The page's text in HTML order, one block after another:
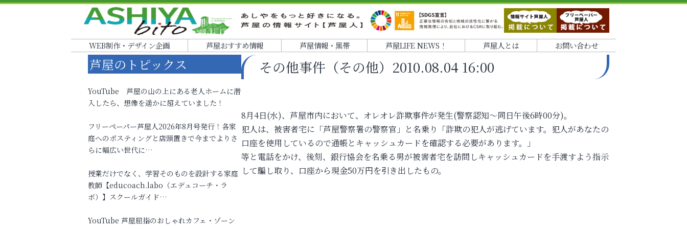
WEB制作・デザイン企画 芦屋おすすめ情報 芦屋情報・黒帯 芦屋LIFE NEWS！ 芦屋人とは お問い合わせ
その他事件（その他）2010.08.04 16:00
8月4日(水)、芦屋市内において、オレオレ詐欺事件が発生(警察認知～同日午後6時00分)。
犯人は、被害者宅に「芦屋警察署の警察官」と名乗り「詐欺の犯人が逃げています。犯人があなたの
口座を使用しているので通帳とキャッシュカードを確認する必要があります。」
等と電話をかけ、後刻、銀行協会を名乗る男が被害者宅を訪問しキャッシュカードを手渡すよう指示
して騙し取り、口座から現金50万円を引き出したもの。
芦屋のトピックス
YouTube 芦屋の山の上にある老人ホームに潜
入したら、想像を遥かに超えていました！
フリーペーパー芦屋人2026年8月号発行！各家
庭へのポスティングと店頭置きで今までよりさ
らに幅広い世代に…
授業だけでなく、学習そのものを設計する家庭
教師【educoach.labo（エデュコーチ・ラ
ボ）】スクールガイド…
YouTube 芦屋屈指のおしゃれカフェ・ゾーン